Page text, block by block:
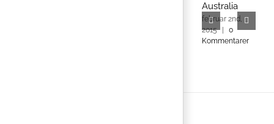
Australia
februar 2nd,
2015
0
Kommentarer